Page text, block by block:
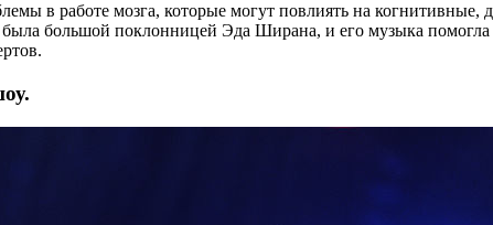
в работе мозга, которые могут повлиять на когнитивные,
большой поклонницей Эда Ширана, и его музыка помогла